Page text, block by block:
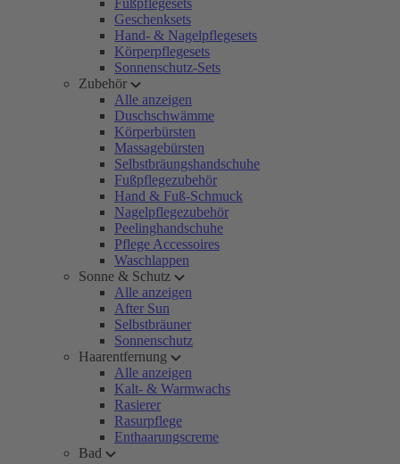
Fußpflegesets
Geschenksets
Hand- & Nagelpflegesets
Körperpflegesets
Sonnenschutz-Sets
Zubehör
Alle anzeigen
Duschschwämme
Körperbürsten
Massagebürsten
Selbstbräungshandschuhe
Fußpflegezubehör
Hand & Fuß-Schmuck
Nagelpflegezubehör
Peelinghandschuhe
Pflege Accessoires
Waschlappen
Sonne & Schutz
Alle anzeigen
After Sun
Selbstbräuner
Sonnenschutz
Haarentfernung
Alle anzeigen
Kalt- & Warmwachs
Rasierer
Rasurpflege
Enthaarungscreme
Bad